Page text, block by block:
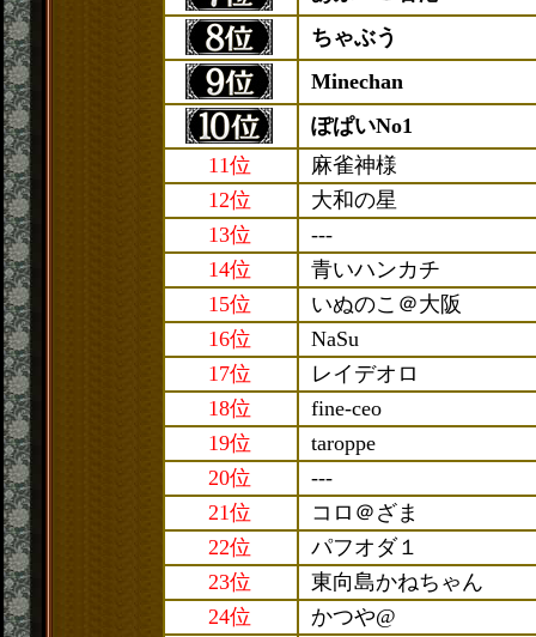
ちゃぶう
Minechan
ぽぱいNo1
11位
麻雀神様
12位
大和の星
13位
---
14位
青いハンカチ
15位
いぬのこ＠大阪
16位
NaSu
17位
レイデオロ
18位
fine-ceo
19位
taroppe
20位
---
21位
コロ＠ざま
22位
パフオダ１
23位
東向島かねちゃん
24位
かつや@